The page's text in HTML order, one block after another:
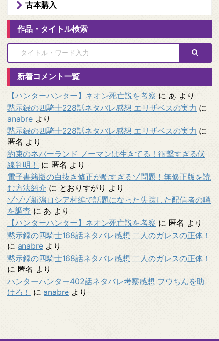
古本購入
作品・タイトル検索
新着コメント一覧
【ハンターハンター】ネオン死亡説を考察 に あ より
黙示録の四騎士228話ネタバレ感想 エリザベスの実力 に
anabre より
黙示録の四騎士228話ネタバレ感想 エリザベスの実力 に
匿名 より
約束のネバーランド ノーマンは生きてる！衝撃すぎる伏
線判明！
に 匿名 より
電子書籍版の白抜き修正が酷すぎるゾ問題！無修正版を読
む方法紹介 に とおりすがり より
ゾゾゾ新潟ロシア村編で話題になった失踪した配信者の噂
を調査 に あ より
【ハンターハンター】ネオン死亡説を考察 に 匿名 より
黙示録の四騎士168話ネタバレ感想 二人のガレスの正体！
に anabre より
黙示録の四騎士168話ネタバレ感想 二人のガレスの正体！
に 匿名 より
ハンターハンター402話ネタバレ考察感想 フウちんを助
けろ！
に anabre より